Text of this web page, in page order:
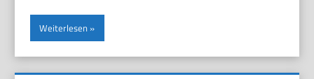
Weiterlesen